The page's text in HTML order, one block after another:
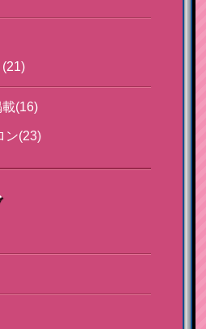
載(16)
ン(23)